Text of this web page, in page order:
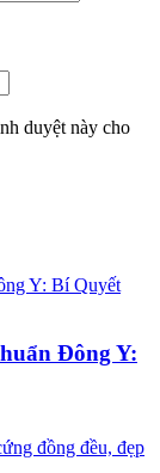
duyệt này cho
Đông Y: